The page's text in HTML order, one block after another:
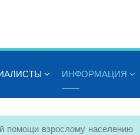
ИНФОРМАЦИЯ
помощи взрослому населению